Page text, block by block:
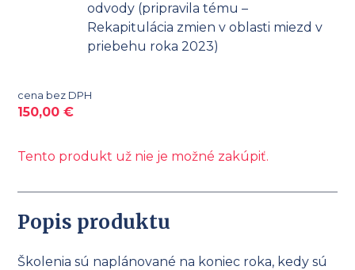
odvody (pripravila tému –
Rekapitulácia zmien v oblasti miezd v
priebehu roka 2023)
cena bez DPH
150,00€
Tento produkt už nie je možné zakúpiť.
Popis produktu
Školenia sú naplánované na koniec roka, kedy sú